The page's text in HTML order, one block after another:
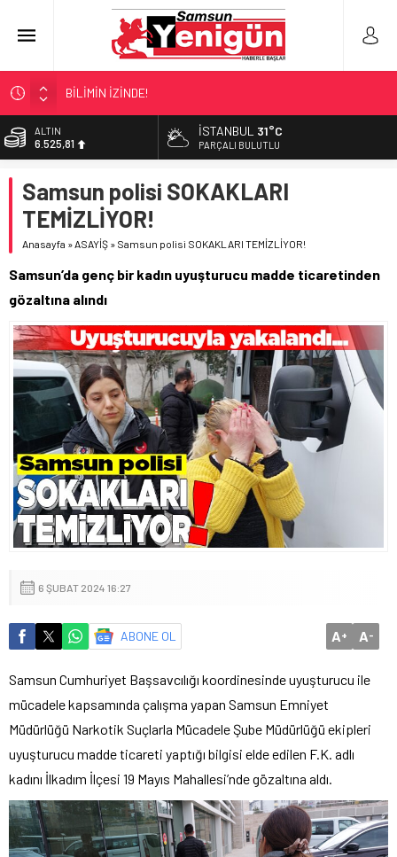
BİLİMİN İZİNDE!
TIR’A ‘ZEHİR’ BASKINI!
FECİ SON!
SAMSUN YANACAK!
ALTIN
6.525,81
13.703,13
DOLAR
47,5932
55,0919
İSTANBUL 31°C
PARÇALI BULUTLU
Samsun polisi SOKAKLARI
TEMİZLİYOR!
Anasayfa »ASAYİŞ » Samsun polisi SOKAKLARI TEMİZLİYOR!
Samsun’da genç bir kadın uyuşturucu madde ticaretinden
gözaltına alındı
6 ŞUBAT 2024 16:27
ABONE OL A+ A-
Samsun Cumhuriyet Başsavcılığı koordinesinde uyuşturucu ile
mücadele kapsamında çalışma yapan Samsun Emniyet
Müdürlüğü Narkotik Suçlarla Mücadele Şube Müdürlüğü ekipleri
uyuşturucu madde ticareti yaptığı bilgisi elde edilen F.K. adlı
kadını İlkadım İlçesi 19 Mayıs Mahallesi’nde gözaltına aldı.